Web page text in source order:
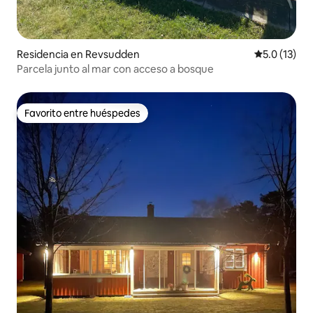
Residencia en Revsudden Calificación
5.0 (13)
Parcela junto al mar con acceso a bosque
Favorito entre huéspedes
Favorito entre huéspedes